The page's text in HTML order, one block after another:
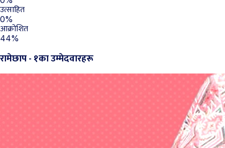
उत्साहित
0%
आक्रोशित
44%
रामेछाप - १का उम्मेदवारहरू